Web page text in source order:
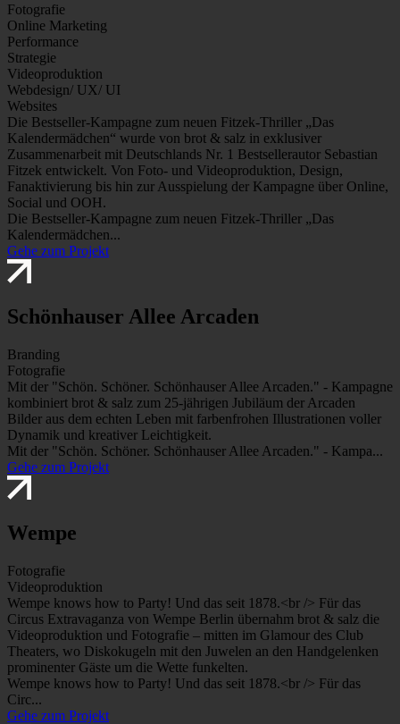
Fotografie
Online Marketing
Performance
Strategie
Videoproduktion
Webdesign/ UX/ UI
Websites
Die Bestseller-Kampagne zum neuen Fitzek-Thriller „Das
Kalendermädchen“ wurde von brot & salz in exklusiver
Zusammenarbeit mit Deutschlands Nr. 1 Bestsellerautor Sebastian
Fitzek entwickelt. Von Foto- und Videoproduktion, Design,
Fanaktivierung bis hin zur Ausspielung der Kampagne über Online,
Social und OOH.
Die Bestseller-Kampagne zum neuen Fitzek-Thriller „Das
Kalendermädchen...
Gehe zum Projekt
Schönhauser Allee Arcaden
Branding
Fotografie
Mit der "Schön. Schöner. Schönhauser Allee Arcaden." - Kampagne
kombiniert brot & salz zum 25-jährigen Jubiläum der Arcaden
Bilder aus dem echten Leben mit farbenfrohen Illustrationen voller
Dynamik und kreativer Leichtigkeit.
Mit der "Schön. Schöner. Schönhauser Allee Arcaden." - Kampa...
Gehe zum Projekt
Wempe
Fotografie
Videoproduktion
Wempe knows how to Party! Und das seit 1878.<br /> Für das
Circus Extravaganza von Wempe Berlin übernahm brot & salz die
Videoproduktion und Fotografie – mitten im Glamour des Club
Theaters, wo Diskokugeln mit den Juwelen an den Handgelenken
prominenter Gäste um die Wette funkelten.
Wempe knows how to Party! Und das seit 1878.<br /> Für das
Circ...
Gehe zum Projekt